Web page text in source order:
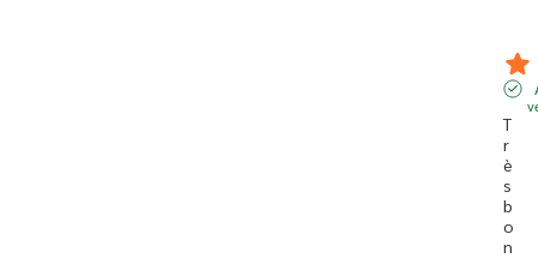
T
r
è
s
b
o
n